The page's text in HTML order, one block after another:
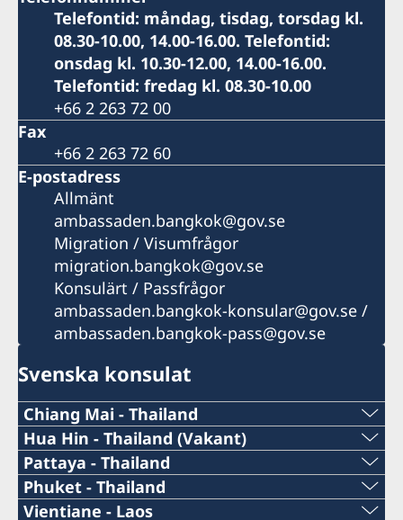
Telefontid: måndag, tisdag, torsdag kl.
08.30-10.00, 14.00-16.00. Telefontid:
onsdag kl. 10.30-12.00, 14.00-16.00.
Telefontid: fredag kl. 08.30-10.00
+66 2 263 72 00
Fax
+66 2 263 72 60
E-postadress
Allmänt
ambassaden.bangkok@gov.se
Migration / Visumfrågor
migration.bangkok@gov.se
Konsulärt / Passfrågor
ambassaden.bangkok-konsular@gov.se /
ambassaden.bangkok-pass@gov.se
Svenska konsulat
Chiang Mai - Thailand
Telefonnummer under arbetstid:
+66 (0)99 378 77 73
Hua Hin - Thailand (Vakant)
Med anledning av vår honorärkonsul
Vajaravudh Sukserees tragiska bortgång är
Pattaya - Thailand
Telefonnummer under arbetstid:
Phuket - Thailand
Telefonnummer under arbetstid:
Vientiane - Laos